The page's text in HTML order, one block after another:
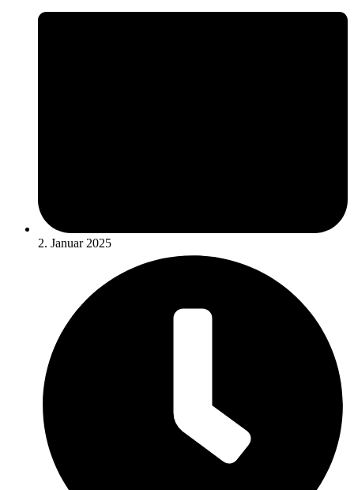
2. Januar 2025